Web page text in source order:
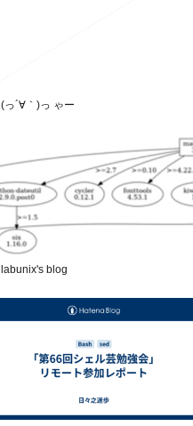
(っ´∀｀)っ ゃー
labunix's blog